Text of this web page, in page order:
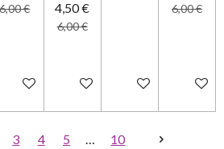
panier
6,00 €
Ajouter au panier
4,50 €
6,00 €
Ajouter au panierAjouter au panier
6,00 €
Ajouter
3 4 5 10